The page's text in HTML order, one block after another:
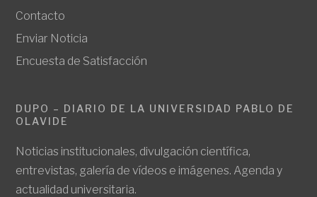
Contacto
Enviar Noticia
Encuesta de Satisfacción
DUPO – DIARIO DE LA UNIVERSIDAD PABLO DE
OLAVIDE
Noticias institucionales, divulgación científica,
entrevistas, galería de vídeos e imágenes. Agenda y
actualidad universitaria.